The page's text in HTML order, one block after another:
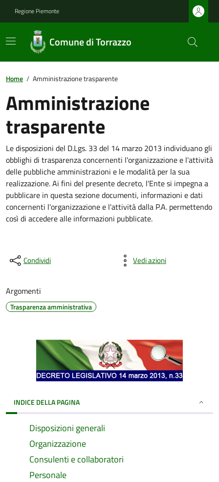
Regione Piemonte
Comune di Torrazzo
Home / Amministrazione trasparente
Amministrazione
trasparente
Le disposizioni del D.Lgs. 33 del 14 marzo 2013 individuano gli
obblighi di trasparenza concernenti l'organizzazione e l'attività
delle pubbliche amministrazioni e le modalità per la sua
realizzazione. Ai fini del presente decreto, l'Ente si impegna a
pubblicare in questa sezione documenti, informazioni e dati
concernenti l'organizzazione e l'attività dalla P.A. permettendo
così di accedere alle informazioni pubblicate.
Condividi Vedi azioni
Argomenti
Trasparenza amministrativa
INDICE DELLA PAGINA
Disposizioni generali
Organizzazione
Consulenti e collaboratori
Personale